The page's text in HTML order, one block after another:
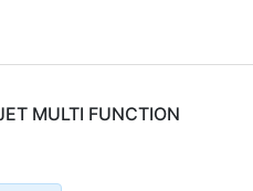
MULTI FUNCTION